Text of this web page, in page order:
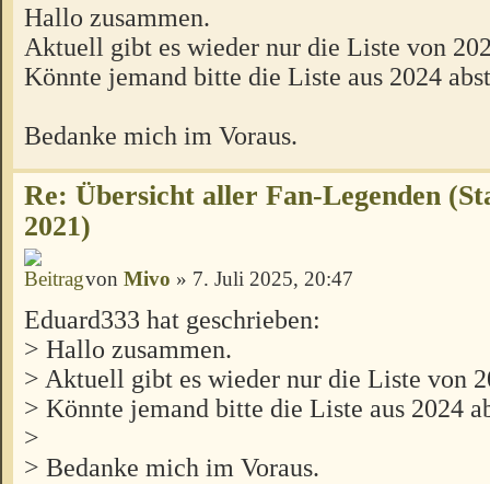
Hallo zusammen.
Aktuell gibt es wieder nur die Liste von
Könnte jemand bitte die Liste aus 2024
Bedanke mich im Voraus.
Re: Übersicht aller Fan-Legenden
2021)
von Mivo » 7. Juli 2025, 20:47
Eduard333 hat geschrieben:
> Hallo zusammen.
> Aktuell gibt es wieder nur die Liste von
> Könnte jemand bitte die Liste aus 2024
>
> Bedanke mich im Voraus.